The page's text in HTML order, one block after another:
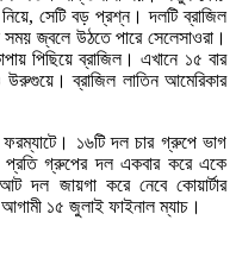
সেটি বড় প্রশ্ন। দলটি ব্রাজিল
জ্বলে উঠতে পারে সেলেসাওরা।
পিছিয়ে ব্রাজিল। এখানে ১৫ বার
ব্রাজিল লাতিন আমেরিকার
১৬টি দল চার গ্রুপে ভাগ
প্রতি গ্রুপের দল একবার করে একে
দল জায়গা করে নেবে কোয়ার্টার
১৫ জুলাই ফাইনাল ম্যাচ।